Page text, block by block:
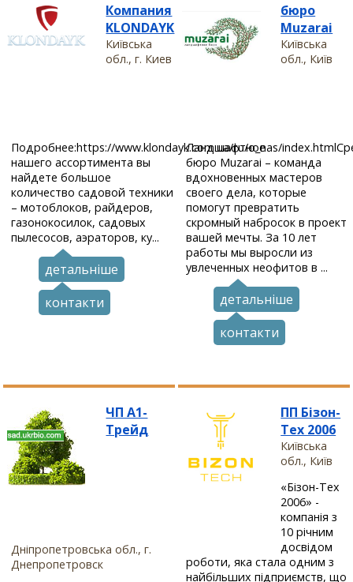
Компания
KLONDAYK
Київська
обл., г. Киев
Подробнее:https://www.klondayk.com.ua/ru/o_nas/
нашего ассортимента вы
найдете большое
количество садовой техники
– мотоблоков, райдеров,
газонокосилок, садовых
пылесосов, аэраторов, ку...
детальніше
контакти
бюро
Muzarai
Київська
обл., Київ
Ландшафтное
бюро Muzarai – команда
вдохновенных мастеров
своего дела, которые
помогут превратить
скромный набросок в проект
вашей мечты. За 10 лет
работы мы выросли из
увлеченных неофитов в ...
детальніше
контакти
ЧП А1-
Трейд
Дніпропетровська обл., г.
Днепропетровск
ПП Бізон-
Тех 2006
Київська
обл., Київ
«Бізон-Тех
2006» -
компанія з
10 річним
досвідом
роботи, яка стала одним з
найбільших підприємств, що